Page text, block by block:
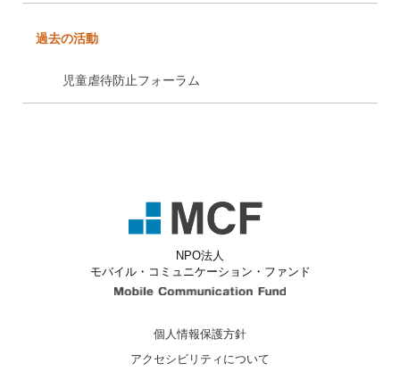
過去の活動
児童虐待防止フォーラム
NPO法人
モバイル・コミュニケーション・ファンド
個人情報保護方針
アクセシビリティについて